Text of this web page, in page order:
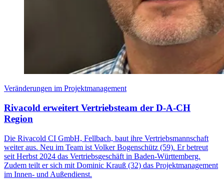
Veränderungen im Projektmanagement
Rivacold erweitert Vertriebsteam der D-A-CH
Region
Die Rivacold CI GmbH, Fellbach, baut ihre Vertriebsmannschaft
weiter aus. Neu im Team ist Volker Bogenschütz (59). Er betreut
seit Herbst 2024 das Vertriebsgeschäft in Baden-Württemberg.
Zudem teilt er sich mit Dominic Krauß (32) das Projektmanagement
im Innen- und Außendienst.